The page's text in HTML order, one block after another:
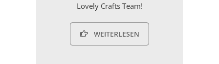
Lovely Crafts Team!
WEITERLESEN